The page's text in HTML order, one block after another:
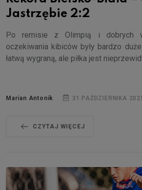
Jastrzębie 2:2
Po remisie z Olimpią i dobrych
oczekiwania kibiców były bardzo
łatwą wygraną, ale piłka jest
Marian Antonik 31 PAŹDZIERNIKA
CZYTAJ WIĘCEJ